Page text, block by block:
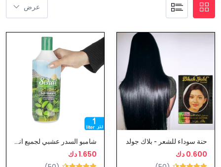
حنة سوداء للشعر - بلاك جولد
0.600 دك
شامبو السدر عشبي لجميع انواع الشعر
1.650 دك